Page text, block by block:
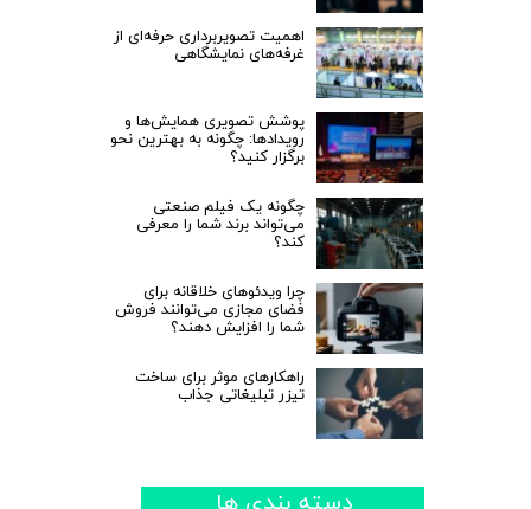
اهمیت تصویربرداری حرفه‌ای از
غرفه‌های نمایشگاهی
پوشش تصویری همایش‌ها و
رویدادها: چگونه به بهترین نحو
برگزار کنید؟
چگونه یک فیلم صنعتی
می‌تواند برند شما را معرفی
کند؟
چرا ویدئوهای خلاقانه برای
فضای مجازی می‌توانند فروش
شما را افزایش دهند؟
راهکارهای موثر برای ساخت
تیزر تبلیغاتی جذاب